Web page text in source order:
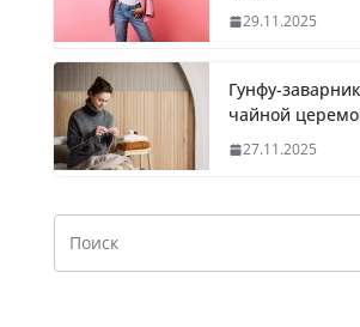
29.11.2025
Гунфу-
чайной
27.11.2025